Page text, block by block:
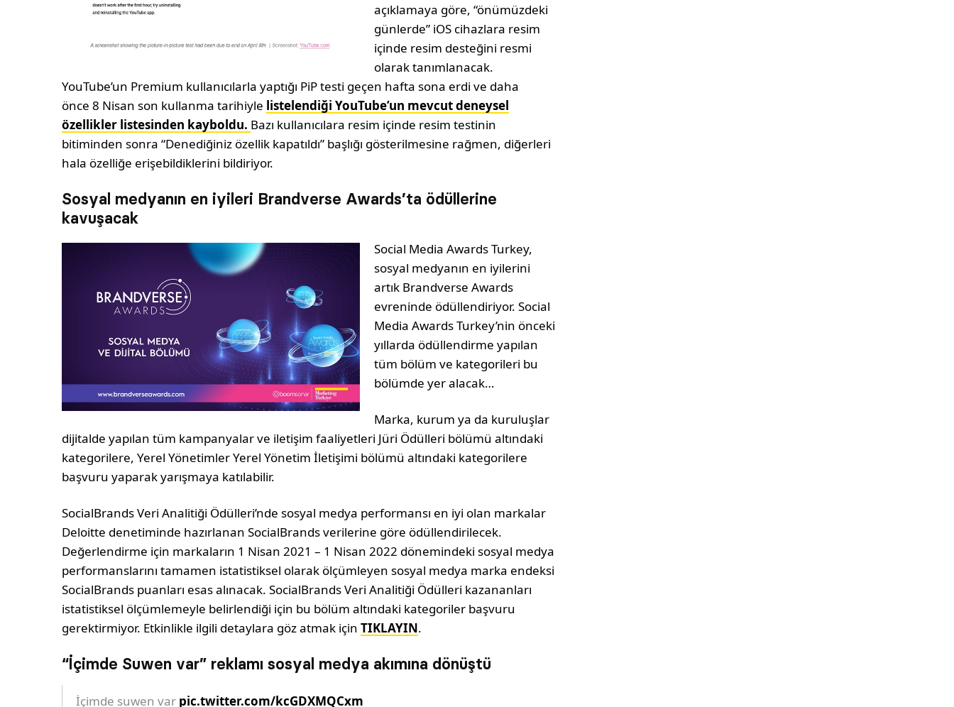
açıklamaya göre, “önümüzdeki
günlerde” iOS cihazlara resim
içinde resim desteğini resmi
olarak tanımlanacak.
YouTube’un Premium kullanıcılarla yaptığı PiP testi geçen hafta sona erdi ve daha
önce 8 Nisan son kullanma tarihiyle listelendiği YouTube’un mevcut deneysel
özellikler listesinden kayboldu. Bazı kullanıcılara resim içinde resim testinin
bitiminden sonra “Denediğiniz özellik kapatıldı” başlığı gösterilmesine rağmen, diğerleri
hala özelliğe erişebildiklerini bildiriyor.
Sosyal medyanın en iyileri Brandverse Awards’ta ödüllerine
kavuşacak
Social Media Awards Turkey,
sosyal medyanın en iyilerini
artık Brandverse Awards
evreninde ödüllendiriyor. Social
Media Awards Turkey’nin önceki
yıllarda ödüllendirme yapılan
tüm bölüm ve kategorileri bu
bölümde yer alacak…
Marka, kurum ya da kuruluşlar
dijitalde yapılan tüm kampanyalar ve iletişim faaliyetleri Jüri Ödülleri bölümü altındaki
kategorilere, Yerel Yönetimler Yerel Yönetim İletişimi bölümü altındaki kategorilere
başvuru yaparak yarışmaya katılabilir.
SocialBrands Veri Analitiği Ödülleri’nde sosyal medya performansı en iyi olan markalar
Deloitte denetiminde hazırlanan SocialBrands verilerine göre ödüllendirilecek.
Değerlendirme için markaların 1 Nisan 2021 – 1 Nisan 2022 dönemindeki sosyal medya
performanslarını tamamen istatistiksel olarak ölçümleyen sosyal medya marka endeksi
SocialBrands puanları esas alınacak. SocialBrands Veri Analitiği Ödülleri kazananları
istatistiksel ölçümlemeyle belirlendiği için bu bölüm altındaki kategoriler başvuru
gerektirmiyor. Etkinlikle ilgili detaylara göz atmak içinTIKLAYIN.
“İçimde Suwen var” reklamı sosyal medya akımına dönüştü
İçimde suwen var pic.twitter.com/kcGDXMQCxm